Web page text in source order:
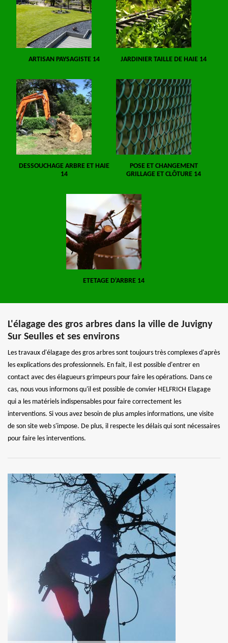
ARTISAN PAYSAGISTE 14 JARDINIER TAILLE DE HAIE 14
DESSOUCHAGE ARBRE ET HAIE
14
POSE ET CHANGEMENT
GRILLAGE ET CLÔTURE 14
ETETAGE D'ARBRE 14
L'élagage des gros arbres dans la ville de Juvigny
Sur Seulles et ses environs
Les travaux d'élagage des gros arbres sont toujours très complexes d'après
les explications des professionnels. En fait, il est possible d'entrer en
contact avec des élagueurs grimpeurs pour faire les opérations. Dans ce
cas, nous vous informons qu'il est possible de convier HELFRICH Elagage
qui a les matériels indispensables pour faire correctement les
interventions. Si vous avez besoin de plus amples informations, une visite
de son site web s'impose. De plus, il respecte les délais qui sont nécessaires
pour faire les interventions.